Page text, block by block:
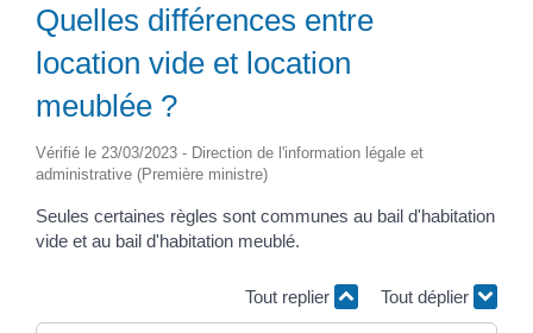
Quelles différences entre
location vide et location
meublée ?
Vérifié le 23/03/2023 - Direction de l'information légale et
administrative (Première ministre)
Seules certaines règles sont communes au bail d'habitation
vide et au bail d'habitation meublé.
Tout replier Tout déplier